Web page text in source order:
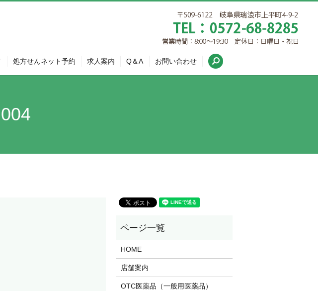
処方せんネット予約 求人案内 Q＆A お問い合わせ
HOME
店舗案内
OTC医薬品（一般用医薬品）